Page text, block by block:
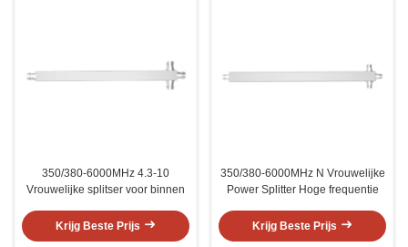
350/380-6000MHz 4.3-10
Vrouwelijke splitser voor binnen
Krijg Beste Prijs
350/380-6000MHz N Vrouwelijke
Power Splitter Hoge frequentie
Krijg Beste Prijs